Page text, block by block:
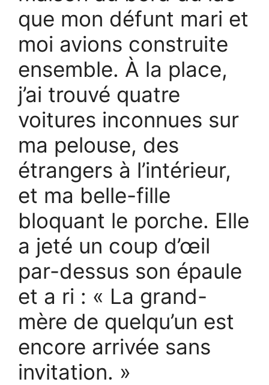
que mon défunt mari et
moi avions construite
ensemble. À la place,
j’ai trouvé quatre
voitures inconnues sur
ma pelouse, des
étrangers à l’intérieur,
et ma belle-fille
bloquant le porche. Elle
a jeté un coup d’œil
par-dessus son épaule
et a ri : « La grand-
mère de quelqu’un est
encore arrivée sans
invitation. »